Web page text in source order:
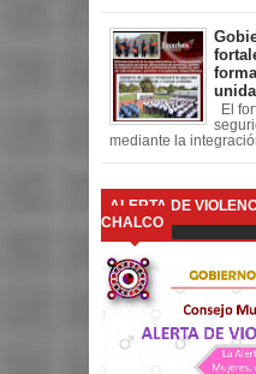
El
mediante la
ALERTA DE
CHALCO